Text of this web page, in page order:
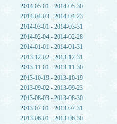
2014-05-01 - 2014-05-30
2014-04-03 - 2014-04-23
2014-03-01 - 2014-03-31
2014-02-04 - 2014-02-28
2014-01-01 - 2014-01-31
2013-12-02 - 2013-12-31
2013-11-01 - 2013-11-30
2013-10-19 - 2013-10-19
2013-09-02 - 2013-09-23
2013-08-03 - 2013-08-30
2013-07-01 - 2013-07-31
2013-06-01 - 2013-06-30